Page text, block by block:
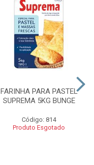
FARINHA PARA PASTEL
SUPREMA 5KG BUNGE
Código: 814
Produto Esgotado